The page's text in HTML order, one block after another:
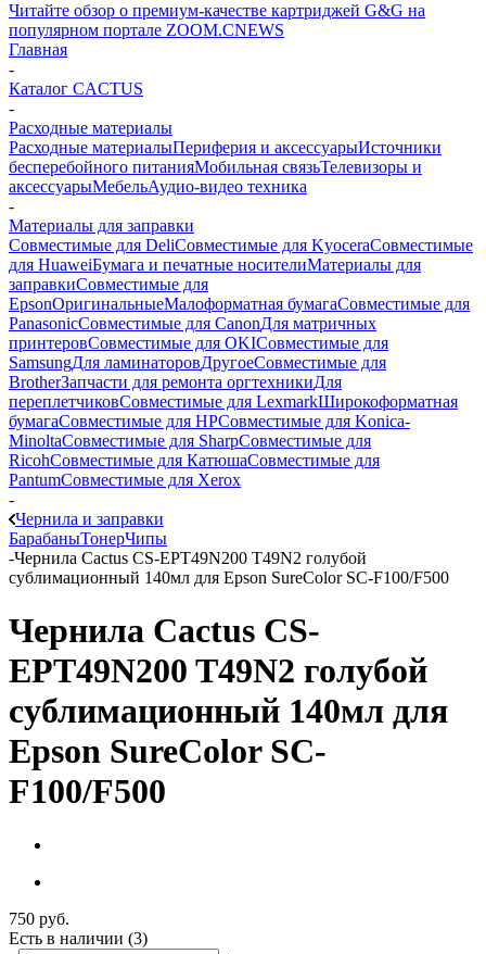
Читайте обзор о премиум-качестве картриджей G&G на
популярном портале ZOOM.CNEWS
Главная
-
Каталог CACTUS
-
Расходные материалы
Расходные материалыПериферия и аксессуарыИсточники
бесперебойного питанияМобильная связьТелевизоры и
аксессуарыМебельАудио-видео техника
-
Материалы для заправки
Совместимые для DeliСовместимые для KyoceraСовместимые
для HuaweiБумага и печатные носителиМатериалы для
заправкиСовместимые для
EpsonОригинальныеМалоформатная бумагаСовместимые для
PanasonicСовместимые для CanonДля матричных
принтеровСовместимые для OKIСовместимые для
SamsungДля ламинаторовДругоеСовместимые для
BrotherЗапчасти для ремонта оргтехникиДля
переплетчиковСовместимые для LexmarkШирокоформатная
бумагаСовместимые для HPСовместимые для Konica-
MinoltaСовместимые для SharpСовместимые для
RicohСовместимые для КатюшаСовместимые для
PantumСовместимые для Xerox
-
Чернила и заправки
БарабаныТонерЧипы
-Чернила Cactus CS-EPT49N200 T49N2 голубой
сублимационный 140мл для Epson SureColor SC-F100/F500
Чернила Cactus CS-
EPT49N200 T49N2 голубой
сублимационный 140мл для
Epson SureColor SC-
F100/F500
750 руб.
Есть в наличии (3)